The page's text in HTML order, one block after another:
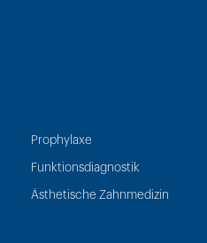
Prophylaxe
Funktionsdiagnostik
Ästhetische Zahnmedizin